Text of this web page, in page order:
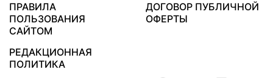
ПРАВИЛА
ПОЛЬЗОВАНИЯ
САЙТОМ
ДОГОВОР ПУБЛИЧНОЙ
ОФЕРТЫ
РЕДАКЦИОННАЯ
ПОЛИТИКА